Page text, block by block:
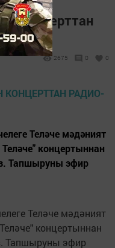
концерттан
2675 0 0
Теләче мәдәният
концертыннан
Тапшыруны эфир
Теләче мәдәният
концертыннан
Тапшыруны эфир